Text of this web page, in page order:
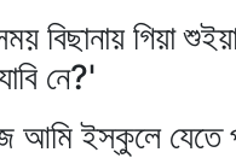
বিছানায় গিয়া
নে?'
আমি ইস্কুলে যেতে